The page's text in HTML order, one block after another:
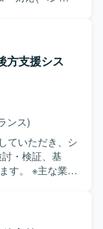
投入など) ‐
ト作成及び更
作成など)
方支援シス
ンス)
ていただき、シ
・検証、基
す。 ※主な業務
成から、定義